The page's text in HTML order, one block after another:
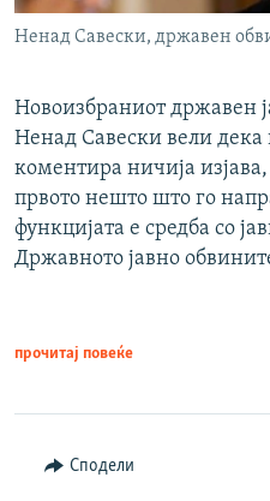
Ненад Савески, државен
Новоизбраниот државен
Ненад Савески вели
коментира ничија изјава,
првото нешто што го
функцијата е средба со
Државното јавно
прочитај повеќе
Сподели